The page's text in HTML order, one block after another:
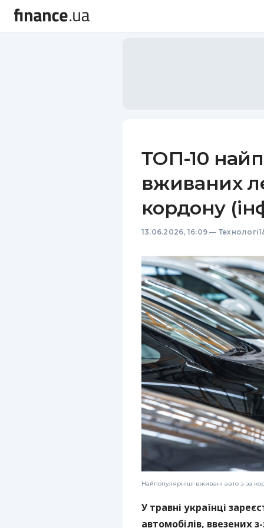
ТОП-10
вживаних
кордону
13.06.2026, 16:09 —
Найпопулярніші вживані авто з-за
У травні українці
автомобілів, ввезених